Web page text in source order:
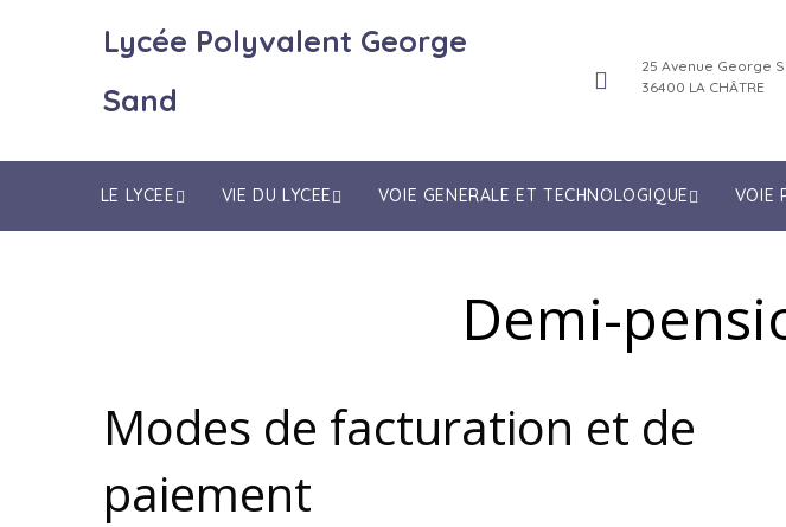
Lycée Polyvalent George
Sand
25 Avenue George
36400 LA CHÂTRE
LE LYCEE VIE DU LYCEE VOIE GENERALE ET TECHNOLOGIQUE VOIE
Demi-
Modes de facturation et de
paiement